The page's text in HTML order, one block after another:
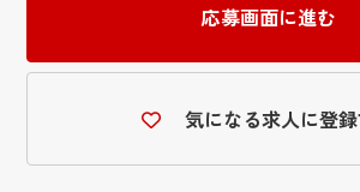
応募画面に進む
気になる求人に登